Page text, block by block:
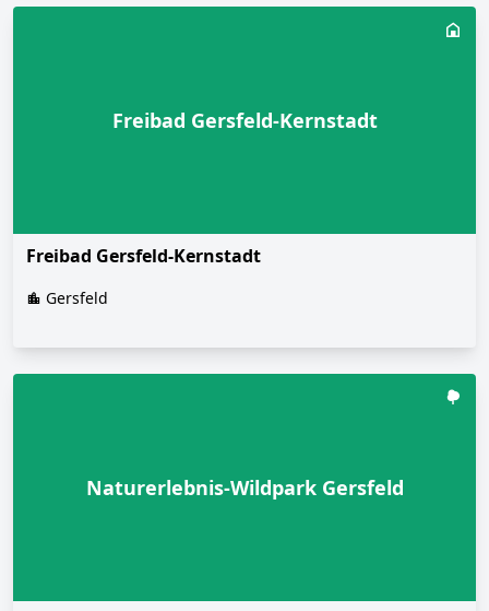
Freibad Gersfeld-Kernstadt
Freibad Gersfeld-Kernstadt
Gersfeld
Naturerlebnis-Wildpark Gersfeld